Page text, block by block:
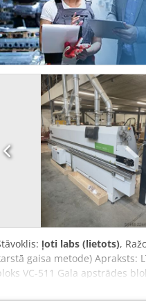
ļoti labs (lietots),
gaisa metode) Apraksts:
VC-511 Gala apstrādes
bloks AR02 MALU SKRĀPĒJS
BLOKS PH-501